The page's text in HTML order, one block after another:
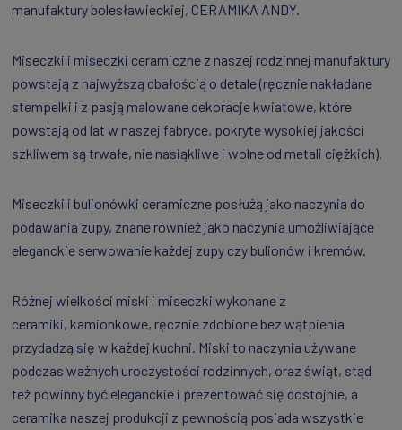
manufaktury bolesławieckiej, CERAMIKA ANDY.
Miseczki i miseczki ceramiczne z naszej rodzinnej manufaktury
powstają z najwyższą dbałością o detale (ręcznie nakładane
stempelki i z pasją malowane dekoracje kwiatowe, które
powstają od lat w naszej fabryce, pokryte wysokiej jakości
szkliwem są trwałe, nie nasiąkliwe i wolne od metali ciężkich).
Miseczki i bulionówki ceramiczne posłużą jako naczynia do
podawania zupy, znane również jako naczynia umożliwiające
eleganckie serwowanie każdej zupy czy bulionów i kremów.
Różnej wielkości miski i miseczki wykonane z
ceramiki, kamionkowe, ręcznie zdobione bez wątpienia
przydadzą się w każdej kuchni. Miski to naczynia używane
podczas ważnych uroczystości rodzinnych, oraz świąt, stąd
też powinny być eleganckie i prezentować się dostojnie, a
ceramika naszej produkcji z pewnością posiada wszystkie